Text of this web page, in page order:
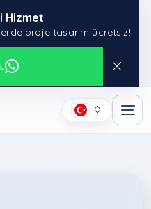
Hizmet
proje tasarım ücretsiz!